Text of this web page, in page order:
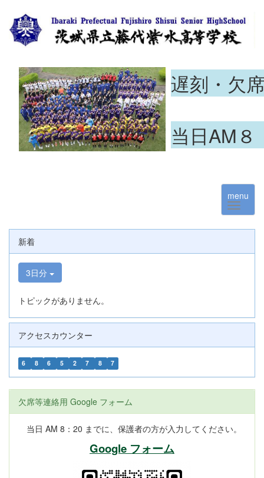
遅刻・欠
当日AM
menu
新着
3日分
トピックがありません。
アクセスカウンター
6 8 6 5 2 7 8 7
欠席等連絡用 Google フォーム
当日 AM 8：20 までに、保護者の方が入力してください。
Google フォーム